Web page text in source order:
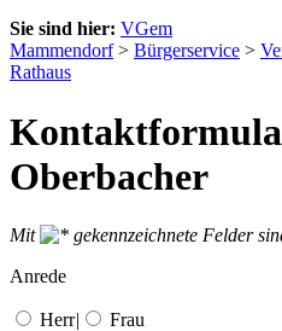
Sie sind hier: VGem
Mammendorf> Bürgerservice >
Rathaus
Oberbacher
Mit
gekennzeichnete Felder
Anrede
Herr| Frau